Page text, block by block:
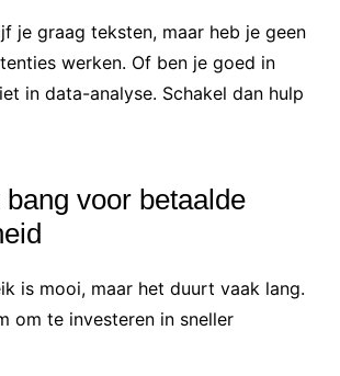
je graag teksten, maar heb je geen
werken. Of ben je goed in
in data-analyse. Schakel dan hulp
voor betaalde
is mooi, maar het duurt vaak lang.
om te investeren in sneller